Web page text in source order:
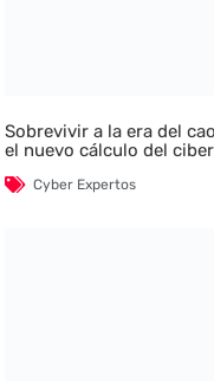
Sobrevivir a la era del
el nuevo cálculo del
Cyber Expertos